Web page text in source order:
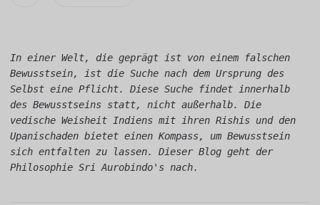
In einer Welt, die geprägt ist von einem falschen
Bewusstsein, ist die Suche nach dem Ursprung des
Selbst eine Pflicht. Diese Suche findet innerhalb
des Bewusstseins statt, nicht außerhalb. Die
vedische Weisheit Indiens mit ihren Rishis und den
Upanischaden bietet einen Kompass, um Bewusstsein
sich entfalten zu lassen. Dieser Blog geht der
Philosophie Sri Aurobindo's nach.